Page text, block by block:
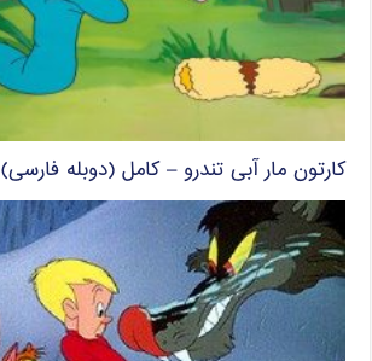
کارتون مار آبی تندرو – کامل (دوبله فارسی)